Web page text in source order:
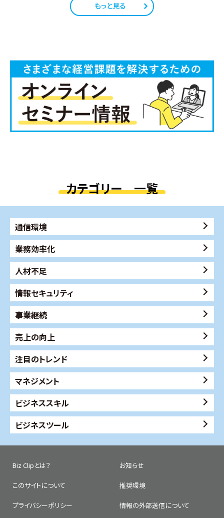
もっと見る
カテゴリー 一覧
通信環境
業務効率化
人材不足
情報セキュリティ
事業継続
売上の向上
注目のトレンド
マネジメント
ビジネススキル
ビジネスツール
Biz Clipとは？ お知らせ
このサイトについて 推奨環境
プライバシーポリシー 情報の外部送信について